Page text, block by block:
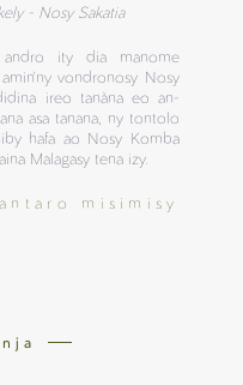
- Nosy Sakatia
andro ity dia manome
vondronosy Nosy
ireo tanàna eo an-
asa tanana, ny tontolo
hafa ao Nosy Komba
Malagasy tena izy.
misimisy